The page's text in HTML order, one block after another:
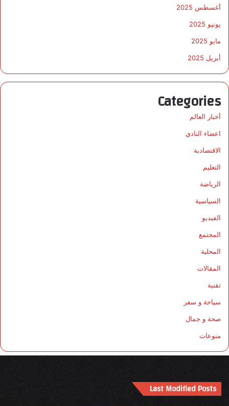
أغسطس 2025
يونيو 2025
مايو 2025
أبريل 2025
Categories
أخبار العالم
اعضاء النادي
الاقتصادية
التعليم
الرياضة
السياسية
الفيديو
المجتمع
المحلية
المقالات
تقنية
سياحة و سفر
صحة و جمال
منوعات
Last Modified Posts